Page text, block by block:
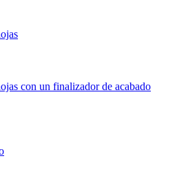
con un finalizador de acabado